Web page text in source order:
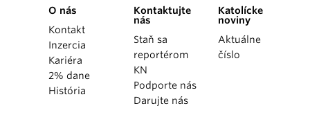
O nás
Kontakt
Inzercia
Kariéra
2% dane
História
Kontaktujte
nás
Staň sa
reportérom
KN
Podporte nás
Darujte nás
Katolícke
noviny
Aktuálne
číslo